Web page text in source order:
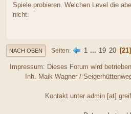
Spiele probieren. Welchen Level die
nicht.
NACH OBEN Seiten 1 ... 19 20 21
Impressum: Dieses Forum wird
Inh. Maik Wagner /
Kontakt unter admin [at]